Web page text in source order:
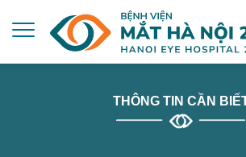
THÔNG TIN CẦN